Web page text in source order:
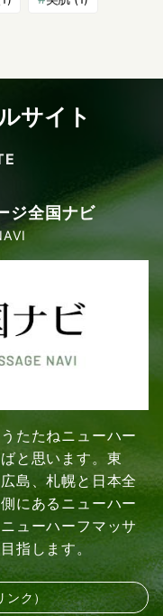
サイト
ジ全国ナビ
たたねニューハー
と思います。東
島、札幌と日本全
にあるニューハー
ューハーフマッサ
指します。
ク）